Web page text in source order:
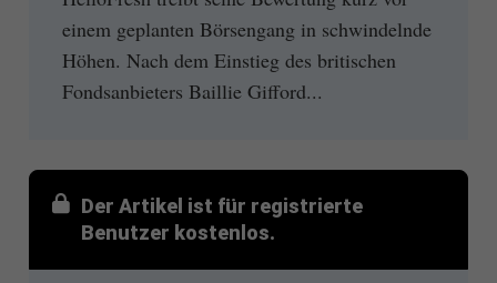
einem geplanten Börsengang in schwindelnde
Höhen. Nach dem Einstieg des britischen
Fondsanbieters Baillie Gifford...
Der Artikel ist für registrierte
Benutzer kostenlos.